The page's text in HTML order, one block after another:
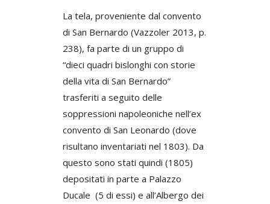
La tela, proveniente dal convento
di San Bernardo (Vazzoler 2013, p.
238), fa parte di un gruppo di
“dieci quadri bislonghi con storie
della vita di San Bernardo”
trasferiti a seguito delle
soppressioni napoleoniche nell’ex
convento di San Leonardo (dove
risultano inventariati nel 1803). Da
questo sono stati quindi (1805)
depositati in parte a Palazzo
Ducale (5 di essi) e all’Albergo dei